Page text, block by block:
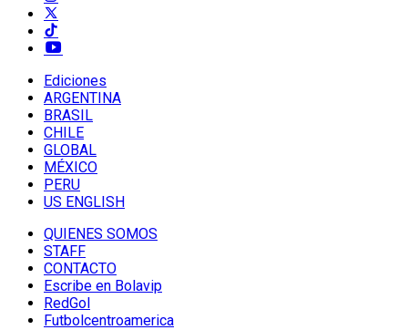
Ediciones
ARGENTINA
BRASIL
CHILE
GLOBAL
MÉXICO
PERU
US ENGLISH
QUIENES SOMOS
STAFF
CONTACTO
Escribe en Bolavip
RedGol
Futbolcentroamerica